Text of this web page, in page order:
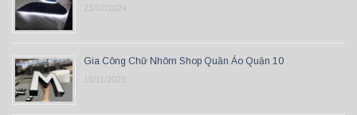
23/07/2024
Gia Công Chữ Nhôm Shop Quần Áo Quận 10
15/11/2023